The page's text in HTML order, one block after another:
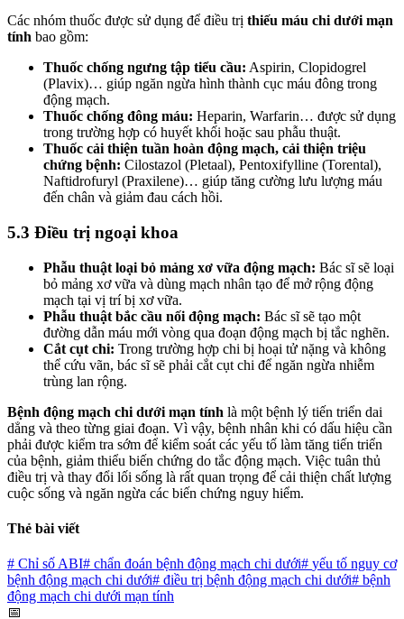
Các nhóm thuốc được sử dụng để điều trị thiếu máu chi dưới mạn
tính bao gồm:
Thuốc chống ngưng tập tiểu cầu: Aspirin, Clopidogrel
(Plavix)… giúp ngăn ngừa hình thành cục máu đông trong
động mạch.
Thuốc chống đông máu: Heparin, Warfarin… được sử dụng
trong trường hợp có huyết khối hoặc sau phẫu thuật.
Thuốc cải thiện tuần hoàn động mạch, cải thiện triệu
chứng bệnh: Cilostazol (Pletaal), Pentoxifylline (Torental),
Naftidrofuryl (Praxilene)… giúp tăng cường lưu lượng máu
đến chân và giảm đau cách hồi.
5.3 Điều trị ngoại khoa
Phẫu thuật loại bỏ mảng xơ vữa động mạch: Bác sĩ sẽ loại
bỏ mảng xơ vữa và dùng mạch nhân tạo để mở rộng động
mạch tại vị trí bị xơ vữa.
Phẫu thuật bắc cầu nối động mạch: Bác sĩ sẽ tạo một
đường dẫn máu mới vòng qua đoạn động mạch bị tắc nghẽn.
Cắt cụt chi: Trong trường hợp chi bị hoại tử nặng và không
thể cứu vãn, bác sĩ sẽ phải cắt cụt chi để ngăn ngừa nhiễm
trùng lan rộng.
Bệnh động mạch chi dưới mạn tính là một bệnh lý tiến triển dai
dẳng và theo từng giai đoạn. Vì vậy, bệnh nhân khi có dấu hiệu cần
phải được kiểm tra sớm để kiểm soát các yếu tố làm tăng tiến triển
của bệnh, giảm thiểu biến chứng do tắc động mạch. Việc tuân thủ
điều trị và thay đổi lối sống là rất quan trọng để cải thiện chất lượng
cuộc sống và ngăn ngừa các biến chứng nguy hiểm.
Thẻ bài viết
# Chỉ số ABI# chẩn đoán bệnh động mạch chi dưới# yếu tố nguy cơ
bệnh động mạch chi dưới# điều trị bệnh động mạch chi dưới# bệnh
động mạch chi dưới mạn tính
📅